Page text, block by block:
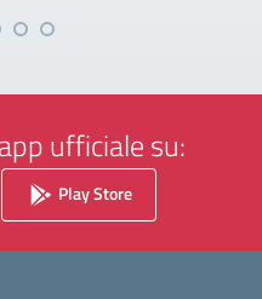
ufficiale su:
Play Store